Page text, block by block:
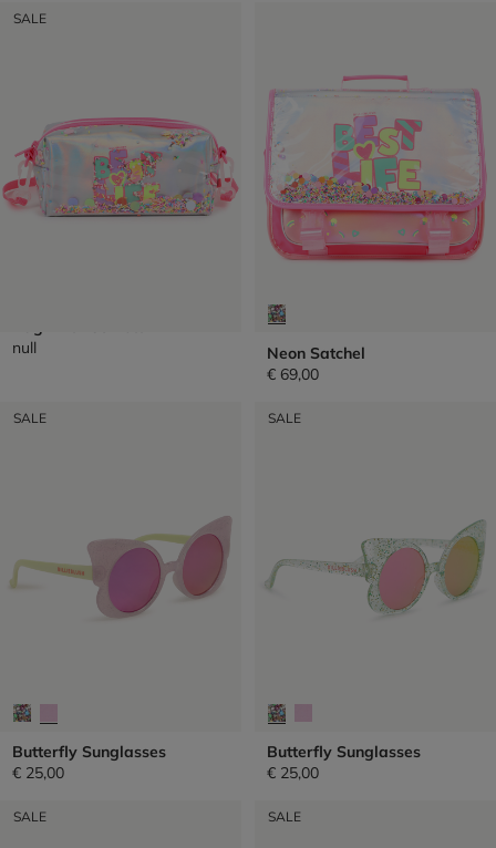
SALE
null
Neon Satchel
€ 69,00
SALE
Butterfly Sunglasses
€ 25,00
SALE
Butterfly Sunglasses
€ 25,00
SALE SALE